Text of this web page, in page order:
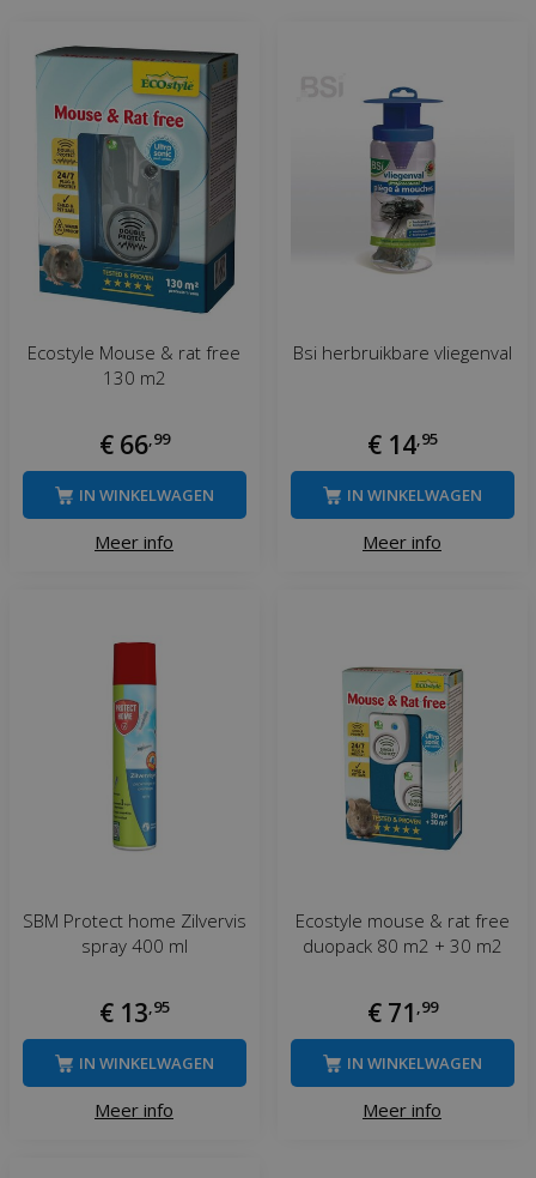
Ecostyle Mouse & rat free
130 m2
€ 66,99
Meer info
IN WINKELWAGEN
Bsi herbruikbare vliegenval
€ 14,95
Meer info
IN WINKELWAGEN
SBM Protect home Zilvervis
spray 400 ml
€ 13,95
Meer info
IN WINKELWAGEN
Ecostyle mouse & rat free
duopack 80 m2 + 30 m2
€ 71 ,99
Meer info
IN WINKELWAGEN